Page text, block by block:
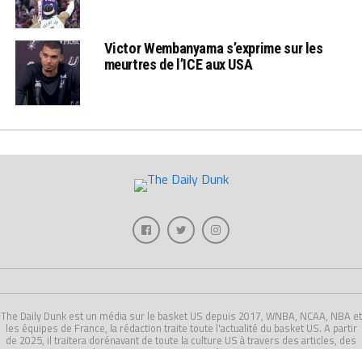
Victor Wembanyama s’exprime sur les
meurtres de l’ICE aux USA
The Daily Dunk est un média sur le basket US depuis 2017, WNBA, NCAA, NBA et
les équipes de France, la rédaction traite toute l'actualité du basket US. A partir
de 2025, il traitera dorénavant de toute la culture US à travers des articles, des